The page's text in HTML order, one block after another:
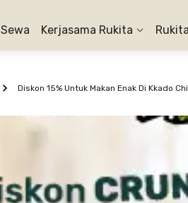
Sewa Kerjasama Rukita
Diskon 15% Untuk Makan Enak Di Kkado